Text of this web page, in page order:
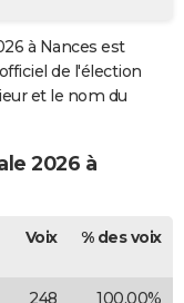
à Nances est
de l'élection
et le nom du
2026 à
Voix % des voix
248 100,00%